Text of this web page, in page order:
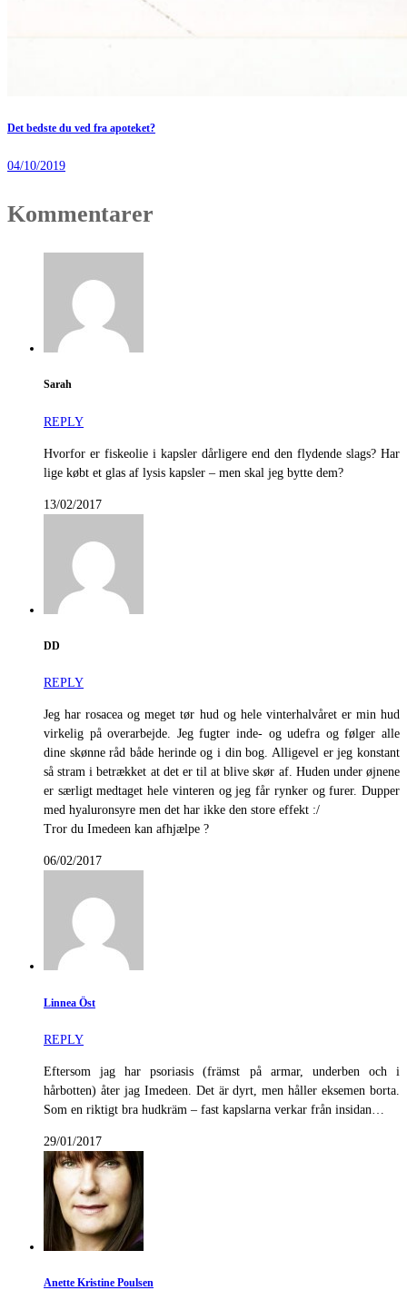
Det bedste du ved fra apoteket?
04/10/2019
Kommentarer
Sarah
REPLY
Hvorfor er fiskeolie i kapsler dårligere end den flydende slags? Har
lige købt et glas af lysis kapsler – men skal jeg bytte dem?
13/02/2017
DD
REPLY
Jeg har rosacea og meget tør hud og hele vinterhalvåret er min hud
virkelig på overarbejde. Jeg fugter inde- og udefra og følger alle
dine skønne råd både herinde og i din bog. Alligevel er jeg konstant
så stram i betrækket at det er til at blive skør af. Huden under øjnene
er særligt medtaget hele vinteren og jeg får rynker og furer. Dupper
med hyaluronsyre men det har ikke den store effekt :/
Tror du Imedeen kan afhjælpe ?
06/02/2017
Linnea Öst
REPLY
Eftersom jag har psoriasis (främst på armar, underben och i
hårbotten) åter jag Imedeen. Det är dyrt, men håller eksemen borta.
Som en riktigt bra hudkräm – fast kapslarna verkar från insidan…
29/01/2017
Anette Kristine Poulsen